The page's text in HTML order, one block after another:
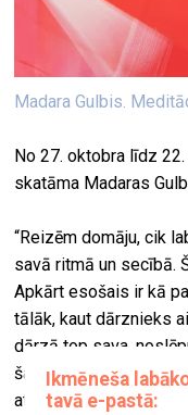
Madara Gulbis.
No 27. oktobra līdz
skatāma Madaras
“Reizēm domāju, cik
savā ritmā un secībā.
Apkārt esošais ir kā
tālāk, kaut dārznieks
dārzā top sava,
šajos dārza džungļos
atstāts viss...